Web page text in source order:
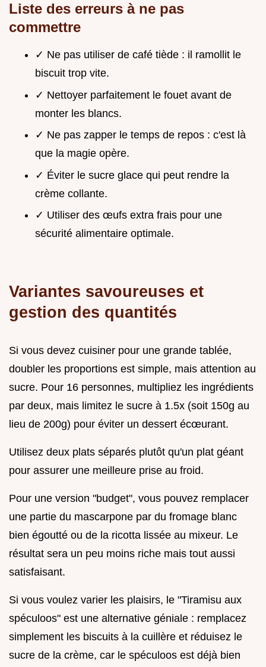
Liste des erreurs à ne pas
commettre
✓ Ne pas utiliser de café tiède : il ramollit le
biscuit trop vite.
✓ Nettoyer parfaitement le fouet avant de
monter les blancs.
✓ Ne pas zapper le temps de repos : c'est là
que la magie opère.
✓ Éviter le sucre glace qui peut rendre la
crème collante.
✓ Utiliser des œufs extra frais pour une
sécurité alimentaire optimale.
Variantes savoureuses et
gestion des quantités
Si vous devez cuisiner pour une grande tablée,
doubler les proportions est simple, mais attention au
sucre. Pour 16 personnes, multipliez les ingrédients
par deux, mais limitez le sucre à 1.5x (soit 150g au
lieu de 200g) pour éviter un dessert écœurant.
Utilisez deux plats séparés plutôt qu'un plat géant
pour assurer une meilleure prise au froid.
Pour une version "budget", vous pouvez remplacer
une partie du mascarpone par du fromage blanc
bien égoutté ou de la ricotta lissée au mixeur. Le
résultat sera un peu moins riche mais tout aussi
satisfaisant.
Si vous voulez varier les plaisirs, le "Tiramisu aux
spéculoos" est une alternative géniale : remplacez
simplement les biscuits à la cuillère et réduisez le
sucre de la crème, car le spéculoos est déjà bien